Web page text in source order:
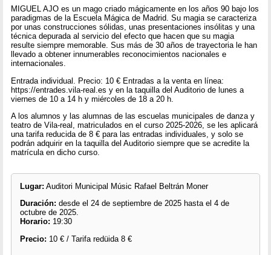
MIGUEL AJO es un mago criado mágicamente en los años 90 bajo los
paradigmas de la Escuela Mágica de Madrid. Su magia se caracteriza
por unas construcciones sólidas, unas presentaciones insólitas y una
técnica depurada al servicio del efecto que hacen que su magia
resulte siempre memorable. Sus más de 30 años de trayectoria le han
llevado a obtener innumerables reconocimientos nacionales e
internacionales.
Entrada individual. Precio: 10 € Entradas a la venta en línea:
https://entrades.vila-real.es y en la taquilla del Auditorio de lunes a
viernes de 10 a 14 h y miércoles de 18 a 20 h.
A los alumnos y las alumnas de las escuelas municipales de danza y
teatro de Vila-real, matriculados en el curso 2025-2026, se les aplicará
una tarifa reducida de 8 € para las entradas individuales, y solo se
podrán adquirir en la taquilla del Auditorio siempre que se acredite la
matrícula en dicho curso.
Lugar: Auditori Municipal Músic Rafael Beltrán Moner
Duración: desde el 24 de septiembre de 2025 hasta el 4 de
octubre de 2025.
Horario: 19:30
Precio: 10 € / Tarifa redüida 8 €